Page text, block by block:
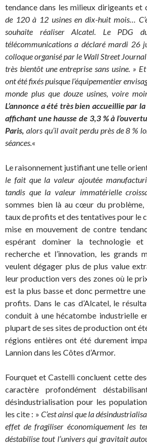
tendance dans les milieux dirigeants et
de 120 à 12 usines en dix-huit mois…
souhaite réaliser Alcatel. Le PDG
télécommunications a déclaré mardi 26
colloque organisé par le Wall Street Journal
très bientôt une entreprise sans usine. »
ont été fixés puisque l’équipementier
monde plus que douze usines, voire
L’annonce a été très bien accueillie par
affichant une hausse de 3,3 % à
Paris, alors qu’il avait perdu près de 8 %
séances. «
Le raisonnement justifiant une telle
le fait que la valeur ajoutée
tandis que la valeur immatérielle
sommes bien là au cœur du problème,
taux de profits et des tentatives pour le
mise en mouvement de contre
espérant dominer la technologie
recherche et l’innovation, les grands
veulent dégager plus de plus value
leur production vers des zones où le
est la plus basse et donc permettre
profits. Dans le cas d’Alcatel, le
conduit à une hécatombe industrielle
plupart de ses sites de production ont
régions entières ont été durement
Lannion dans les Côtes d’Armor.
Fourquet et Castelli concluent cette
caractère profondément
désindustrialisation pour les
les cite : » C’est ainsi que la
effet de fragiliser économiquement les
déstabilise tout l’univers qui gravitait